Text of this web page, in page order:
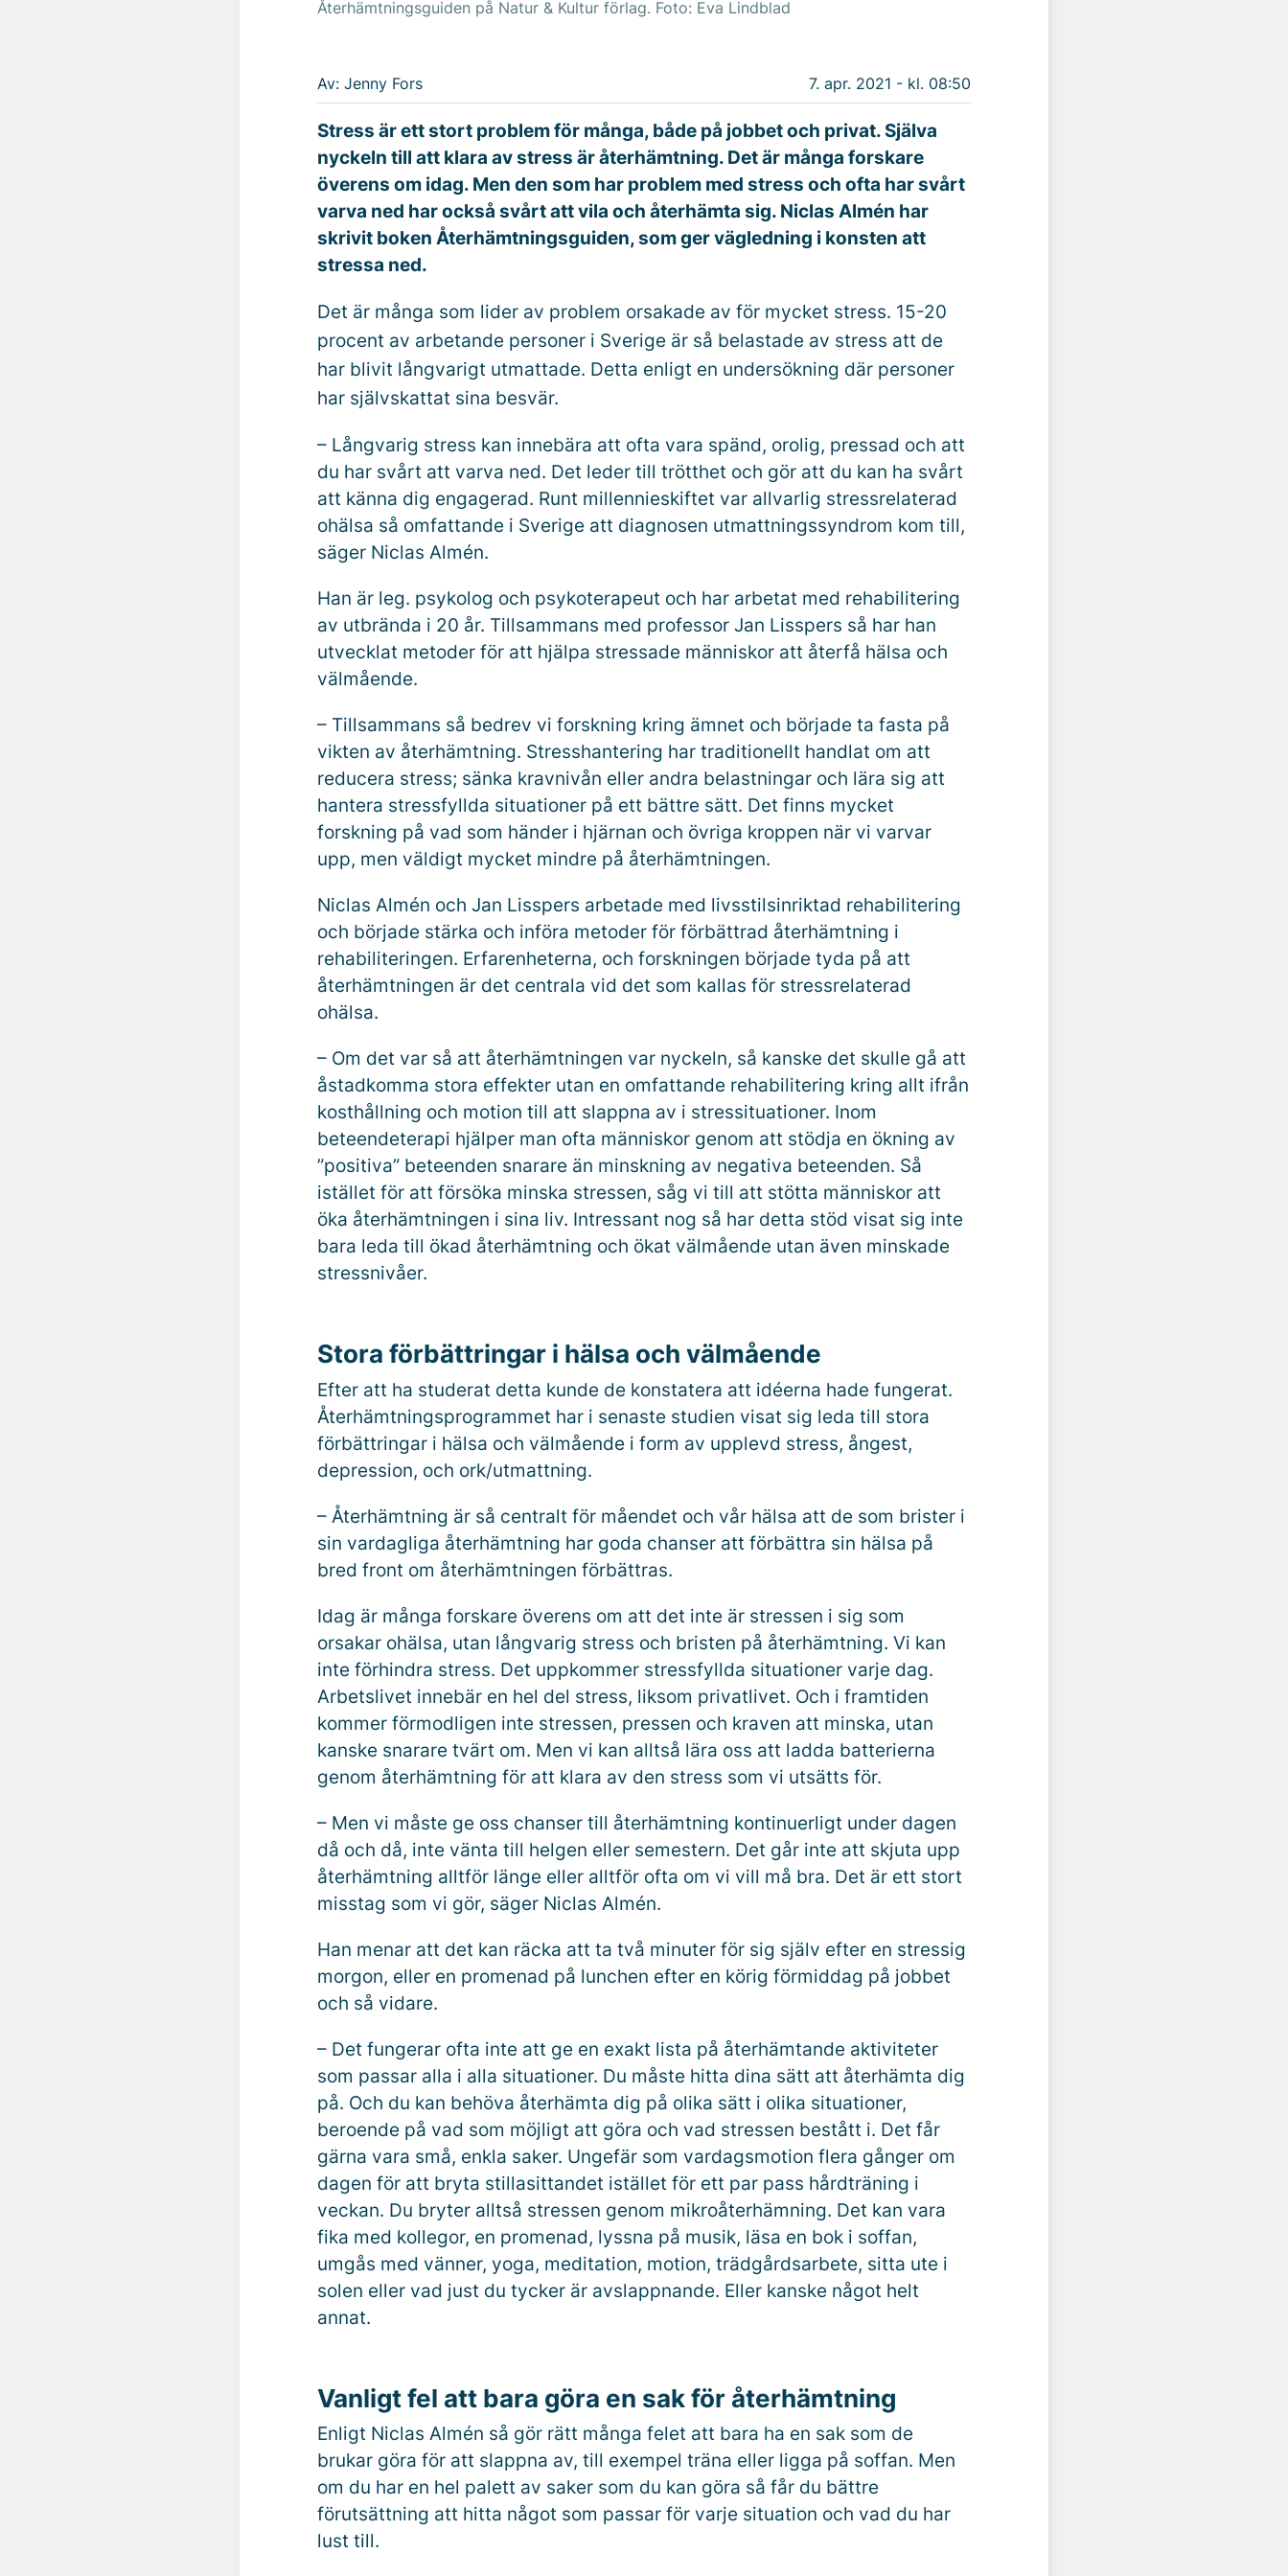
Återhämtningsguiden på Natur & Kultur förlag. Foto: Eva Lindblad
Av: Jenny Fors 7. apr. 2021 - kl. 08:50
Stress är ett stort problem för många, både på jobbet och privat. Själva
nyckeln till att klara av stress är återhämtning. Det är många forskare
överens om idag. Men den som har problem med stress och ofta har svårt
varva ned har också svårt att vila och återhämta sig. Niclas Almén har
skrivit boken Återhämtningsguiden, som ger vägledning i konsten att
stressa ned.
Det är många som lider av problem orsakade av för mycket stress. 15-20
procent av arbetande personer i Sverige är så belastade av stress att de
har blivit långvarigt utmattade. Detta enligt en undersökning där personer
har självskattat sina besvär.
– Långvarig stress kan innebära att ofta vara spänd, orolig, pressad och att
du har svårt att varva ned. Det leder till trötthet och gör att du kan ha svårt
att känna dig engagerad. Runt millennieskiftet var allvarlig stressrelaterad
ohälsa så omfattande i Sverige att diagnosen utmattningssyndrom kom till,
säger Niclas Almén.
Han är leg. psykolog och psykoterapeut och har arbetat med rehabilitering
av utbrända i 20 år. Tillsammans med professor Jan Lisspers så har han
utvecklat metoder för att hjälpa stressade människor att återfå hälsa och
välmående.
– Tillsammans så bedrev vi forskning kring ämnet och började ta fasta på
vikten av återhämtning. Stresshantering har traditionellt handlat om att
reducera stress; sänka kravnivån eller andra belastningar och lära sig att
hantera stressfyllda situationer på ett bättre sätt. Det finns mycket
forskning på vad som händer i hjärnan och övriga kroppen när vi varvar
upp, men väldigt mycket mindre på återhämtningen.
Niclas Almén och Jan Lisspers arbetade med livsstilsinriktad rehabilitering
och började stärka och införa metoder för förbättrad återhämtning i
rehabiliteringen. Erfarenheterna, och forskningen började tyda på att
återhämtningen är det centrala vid det som kallas för stressrelaterad
ohälsa.
– Om det var så att återhämtningen var nyckeln, så kanske det skulle gå att
åstadkomma stora effekter utan en omfattande rehabilitering kring allt ifrån
kosthållning och motion till att slappna av i stressituationer. Inom
beteendeterapi hjälper man ofta människor genom att stödja en ökning av
”positiva” beteenden snarare än minskning av negativa beteenden. Så
istället för att försöka minska stressen, såg vi till att stötta människor att
öka återhämtningen i sina liv. Intressant nog så har detta stöd visat sig inte
bara leda till ökad återhämtning och ökat välmående utan även minskade
stressnivåer.
Stora förbättringar i hälsa och välmående
Efter att ha studerat detta kunde de konstatera att idéerna hade fungerat.
Återhämtningsprogrammet har i senaste studien visat sig leda till stora
förbättringar i hälsa och välmående i form av upplevd stress, ångest,
depression, och ork/utmattning.
– Återhämtning är så centralt för måendet och vår hälsa att de som brister i
sin vardagliga återhämtning har goda chanser att förbättra sin hälsa på
bred front om återhämtningen förbättras.
Idag är många forskare överens om att det inte är stressen i sig som
orsakar ohälsa, utan långvarig stress och bristen på återhämtning. Vi kan
inte förhindra stress. Det uppkommer stressfyllda situationer varje dag.
Arbetslivet innebär en hel del stress, liksom privatlivet. Och i framtiden
kommer förmodligen inte stressen, pressen och kraven att minska, utan
kanske snarare tvärt om. Men vi kan alltså lära oss att ladda batterierna
genom återhämtning för att klara av den stress som vi utsätts för.
– Men vi måste ge oss chanser till återhämtning kontinuerligt under dagen
då och då, inte vänta till helgen eller semestern. Det går inte att skjuta upp
återhämtning alltför länge eller alltför ofta om vi vill må bra. Det är ett stort
misstag som vi gör, säger Niclas Almén.
Han menar att det kan räcka att ta två minuter för sig själv efter en stressig
morgon, eller en promenad på lunchen efter en körig förmiddag på jobbet
och så vidare.
– Det fungerar ofta inte att ge en exakt lista på återhämtande aktiviteter
som passar alla i alla situationer. Du måste hitta dina sätt att återhämta dig
på. Och du kan behöva återhämta dig på olika sätt i olika situationer,
beroende på vad som möjligt att göra och vad stressen bestått i. Det får
gärna vara små, enkla saker. Ungefär som vardagsmotion flera gånger om
dagen för att bryta stillasittandet istället för ett par pass hårdträning i
veckan. Du bryter alltså stressen genom mikroåterhämning. Det kan vara
fika med kollegor, en promenad, lyssna på musik, läsa en bok i soffan,
umgås med vänner, yoga, meditation, motion, trädgårdsarbete, sitta ute i
solen eller vad just du tycker är avslappnande. Eller kanske något helt
annat.
Vanligt fel att bara göra en sak för återhämtning
Enligt Niclas Almén så gör rätt många felet att bara ha en sak som de
brukar göra för att slappna av, till exempel träna eller ligga på soffan. Men
om du har en hel palett av saker som du kan göra så får du bättre
förutsättning att hitta något som passar för varje situation och vad du har
lust till.